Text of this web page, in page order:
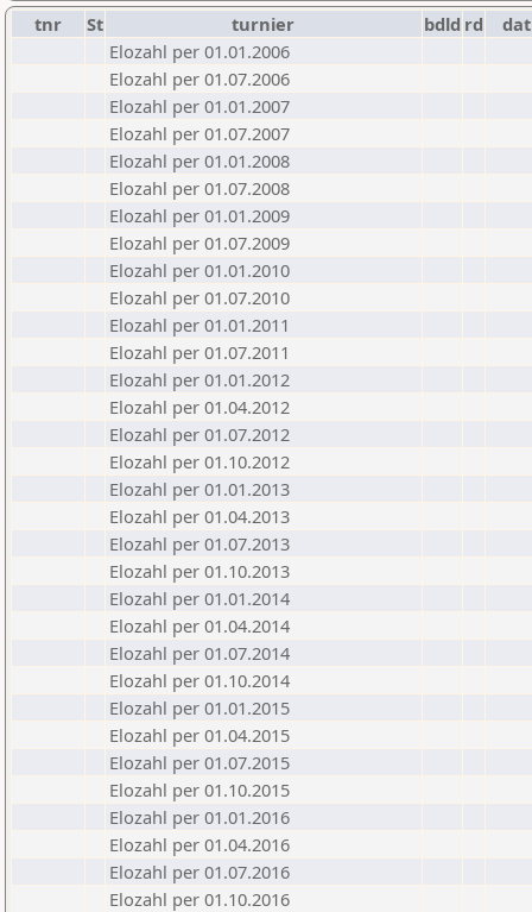
tnr St turnier bdld rd
Elozahl per 01.01.2006
Elozahl per 01.07.2006
Elozahl per 01.01.2007
Elozahl per 01.07.2007
Elozahl per 01.01.2008
Elozahl per 01.07.2008
Elozahl per 01.01.2009
Elozahl per 01.07.2009
Elozahl per 01.01.2010
Elozahl per 01.07.2010
Elozahl per 01.01.2011
Elozahl per 01.07.2011
Elozahl per 01.01.2012
Elozahl per 01.04.2012
Elozahl per 01.07.2012
Elozahl per 01.10.2012
Elozahl per 01.01.2013
Elozahl per 01.04.2013
Elozahl per 01.07.2013
Elozahl per 01.10.2013
Elozahl per 01.01.2014
Elozahl per 01.04.2014
Elozahl per 01.07.2014
Elozahl per 01.10.2014
Elozahl per 01.01.2015
Elozahl per 01.04.2015
Elozahl per 01.07.2015
Elozahl per 01.10.2015
Elozahl per 01.01.2016
Elozahl per 01.04.2016
Elozahl per 01.07.2016
Elozahl per 01.10.2016